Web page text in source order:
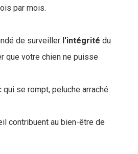
par mois.
de surveiller l'intégrité du
que votre chien ne puisse
se rompt, peluche arraché
contribuent au bien-être de